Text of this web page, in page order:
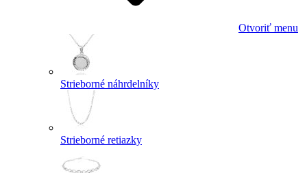
Otvoriť menu
Strieborné náhrdelníky
Strieborné retiazky